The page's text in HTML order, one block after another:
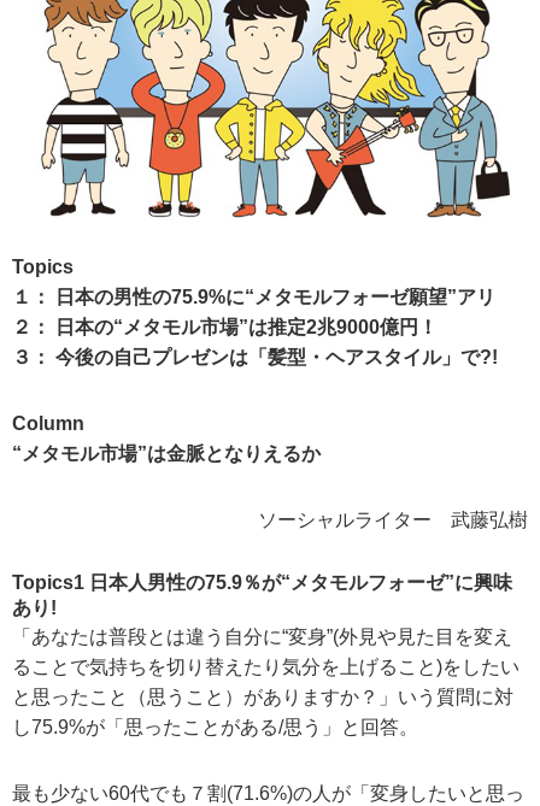
Topics
１： 日本の男性の75.9%に“メタモルフォーゼ願望”アリ
２： 日本の“メタモル市場”は推定2兆9000億円！
３： 今後の自己プレゼンは「髪型・ヘアスタイル」で?!
Column
“メタモル市場”は金脈となりえるか
ソーシャルライター 武藤弘樹
Topics1 日本人男性の75.9％が“メタモルフォーゼ”に興味
あり!
「あなたは普段とは違う自分に“変身”(外見や見た目を変え
ることで気持ちを切り替えたり気分を上げること)をしたい
と思ったこと（思うこと）がありますか？」いう質問に対
し75.9%が「思ったことがある/思う」と回答。
最も少ない60代でも７割(71.6%)の人が「変身したいと思っ